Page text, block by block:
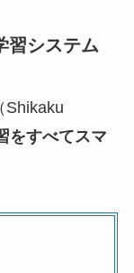
習システム
Shikaku
をすべてスマ